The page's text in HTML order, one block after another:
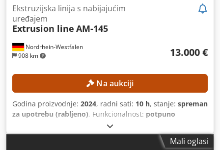
Nordrhein-Westfalen
908 km
Ekstruzijska linija s nabijajućim
uređajem
Extrusion line AM-145
13.000 €
Na aukciji
Godina proizvodnje: 2024, radni sati: 10 h, stanje: spreman
za upotrebu (rabljeno), Funkcionalnost: potpuno
, promjer pužnog transportera:
TEHNIČKE KARAKTERISTIKE Vrsta ekstrudera: jednopužni
ekstruder / ekstruder za topljenje Promjer puža: 145 mm
Mali oglasi